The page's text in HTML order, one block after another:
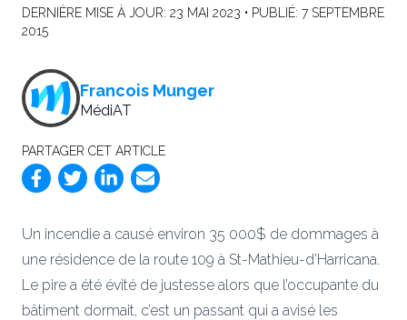
DERNIÈRE MISE À JOUR: 23 MAI 2023 • PUBLIÉ: 7 SEPTEMBRE
2015
Francois Munger
MédiAT
PARTAGER CET ARTICLE
Un incendie a causé environ 35 000$ de dommages à
une résidence de la route 109 à St-Mathieu-d’Harricana.
Le pire a été évité de justesse alors que l’occupante du
bâtiment dormait, c’est un passant qui a avisé les